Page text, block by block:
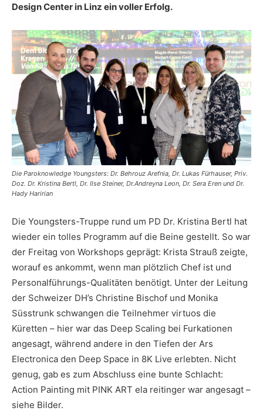
Design Center in Linz ein voller Erfolg.
Die Paroknowledge Youngsters: Dr. Behrouz Arefnia, Dr. Lukas Fürhauser, Priv.
Doz. Dr. Kristina Bertl, Dr. Ilse Steiner, Dr.Andreyna Leon, Dr. Sera Eren und Dr.
Hady Haririan
Die Youngsters-Truppe rund um PD Dr. Kristina Bertl hat
wieder ein tolles Programm auf die Beine gestellt. So war
der Freitag von Workshops geprägt: Krista Strauß zeigte,
worauf es ankommt, wenn man plötzlich Chef ist und
Personalführungs-Qualitäten benötigt. Unter der Leitung
der Schweizer DH’s Christine Bischof und Monika
Süsstrunk schwangen die Teilnehmer virtuos die
Küretten – hier war das Deep Scaling bei Furkationen
angesagt, während andere in den Tiefen der Ars
Electronica den Deep Space in 8K Live erlebten. Nicht
genug, gab es zum Abschluss eine bunte Schlacht:
Action Painting mit PINK ART ela reitinger war angesagt –
siehe Bilder.